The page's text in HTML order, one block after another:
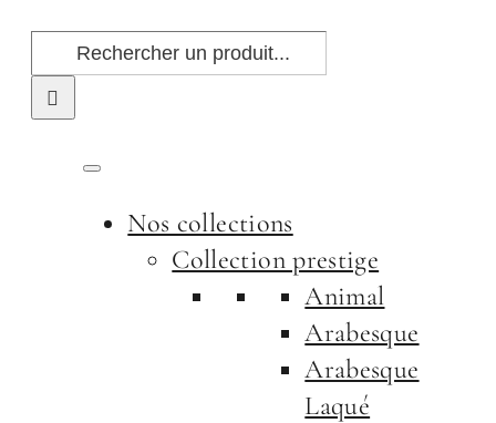
Passer
contenu
Rechercher:
Nos collections
Collection prestige
Animal
Arabesque
Arabesque
Laqué